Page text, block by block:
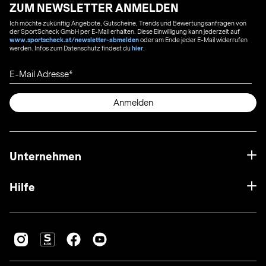
ZUM NEWSLETTER ANMELDEN
Ich möchte zukünftig Angebote, Gutscheine, Trends und Bewertungsanfragen von
der SportScheck GmbH per E-Mail erhalten. Diese Einwilligung kann jederzeit auf
www.sportscheck.at/newsletter-abmeldenoder am Ende jeder E-Mail widerrufen
werden. Infos zum Datenschutz findest duhier
E-Mail Adresse
Anmelden
Unternehmen
Hilfe